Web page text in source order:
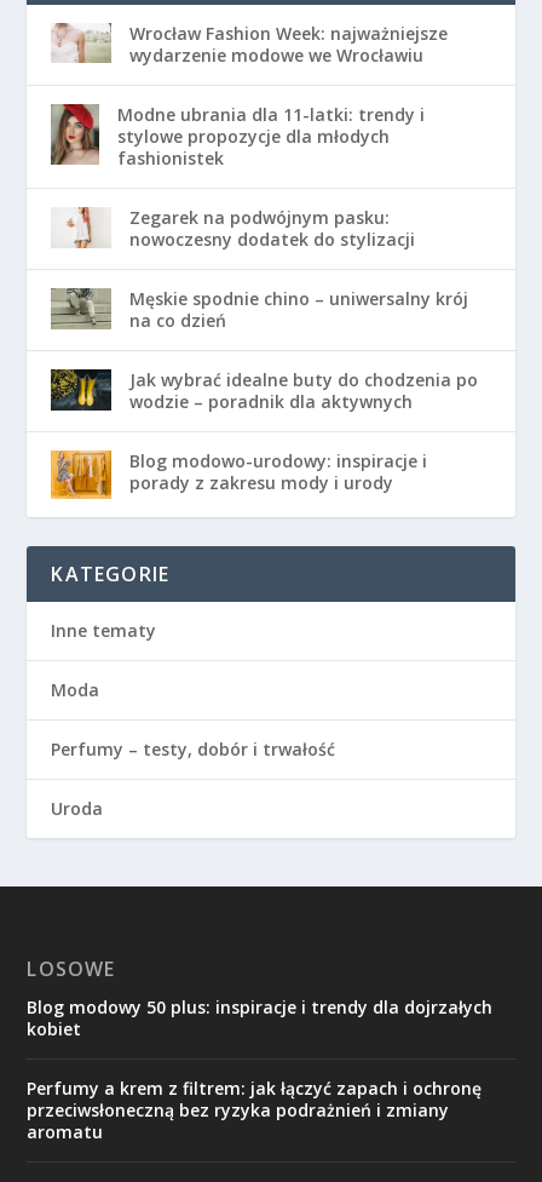
Wrocław Fashion Week: najważniejsze
wydarzenie modowe we Wrocławiu
Modne ubrania dla 11-latki: trendy i
stylowe propozycje dla młodych
fashionistek
Zegarek na podwójnym pasku:
nowoczesny dodatek do stylizacji
Męskie spodnie chino – uniwersalny krój
na co dzień
Jak wybrać idealne buty do chodzenia po
wodzie – poradnik dla aktywnych
Blog modowo-urodowy: inspiracje i
porady z zakresu mody i urody
KATEGORIE
Inne tematy
Moda
Perfumy – testy, dobór i trwałość
Uroda
LOSOWE
Blog modowy 50 plus: inspiracje i trendy dla dojrzałych
kobiet
Perfumy a krem z filtrem: jak łączyć zapach i ochronę
przeciwsłoneczną bez ryzyka podrażnień i zmiany
aromatu